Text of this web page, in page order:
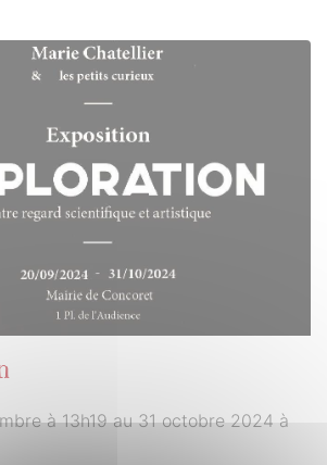
à 13h19 au 31 octobre 2024 à